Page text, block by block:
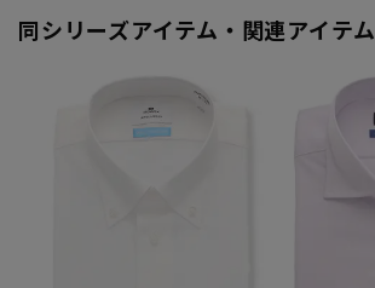
同シリーズアイテム・関連アイテム